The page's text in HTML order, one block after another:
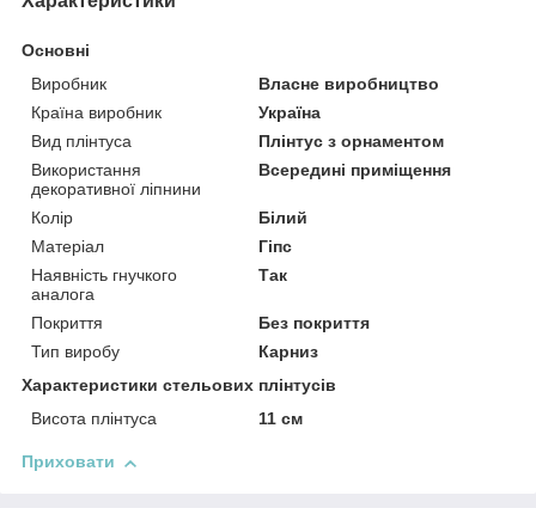
Основні
Виробник
Власне виробництво
Країна виробник
Україна
Вид плінтуса
Плінтус з орнаментом
Використання
декоративної ліпнини
Всередині приміщення
Колір
Білий
Матеріал
Гіпс
Наявність гнучкого
аналога
Так
Покриття
Без покриття
Тип виробу
Карниз
Характеристики стельових плінтусів
Висота плінтуса
11 см
Приховати